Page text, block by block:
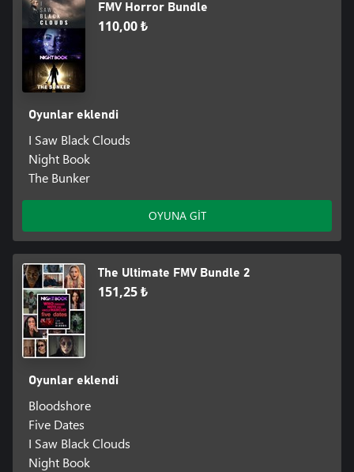
FMV Horror Bundle
110,00 ₺
Oyunlar eklendi
I Saw Black Clouds
Night Book
The Bunker
OYUNA GİT
The Ultimate FMV Bundle 2
151,25 ₺
Oyunlar eklendi
Bloodshore
Five Dates
I Saw Black Clouds
Night Book